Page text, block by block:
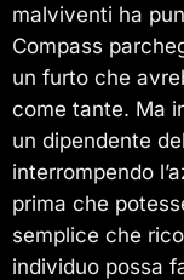
malviventi ha
Compass
un furto che
come tante. Ma
un dipendente
interrompendo
prima che
semplice che
individuo possa